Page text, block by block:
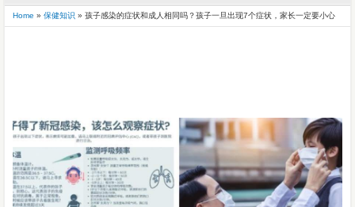
Home » 保健知识 » 孩子感染的症状和成人相同吗？孩子一旦出现7个症状，家长一定要小心